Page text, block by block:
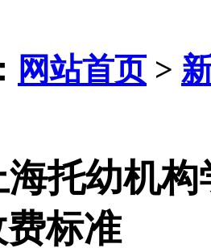
网站首页>
海托幼机
标准